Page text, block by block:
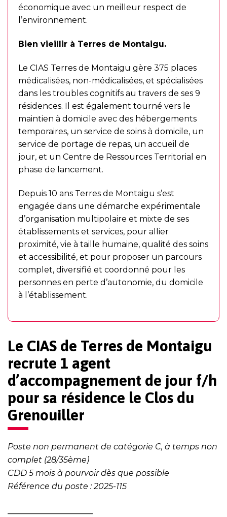
économique avec un meilleur respect de
l’environnement.
Bien vieillir à Terres de Montaigu.
Le CIAS Terres de Montaigu gère 375 places
médicalisées, non-médicalisées, et spécialisées
dans les troubles cognitifs au travers de ses 9
résidences. Il est également tourné vers le
maintien à domicile avec des hébergements
temporaires, un service de soins à domicile, un
service de portage de repas, un accueil de
jour, et un Centre de Ressources Territorial en
phase de lancement.
Depuis 10 ans Terres de Montaigu s’est
engagée dans une démarche expérimentale
d’organisation multipolaire et mixte de ses
établissements et services, pour allier
proximité, vie à taille humaine, qualité des soins
et accessibilité, et pour proposer un parcours
complet, diversifié et coordonné pour les
personnes en perte d’autonomie, du domicile
à l’établissement.
Le CIAS de Terres de Montaigu
recrute 1 agent
d’accompagnement de jour f/h
pour sa résidence le Clos du
Grenouiller
Poste non permanent de catégorie C, à temps non
complet (28/35ème)
CDD 5 mois à pourvoir dès que possible
Référence du poste : 2025-115